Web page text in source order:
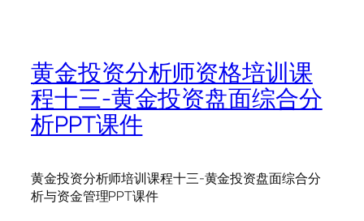
黄金投资分析师资格培训课
程十三-黄金投资盘面综合分
析PPT课件
黄金投资分析师培训课程十三-黄金投资盘面综合分
析与资金管理PPT课件